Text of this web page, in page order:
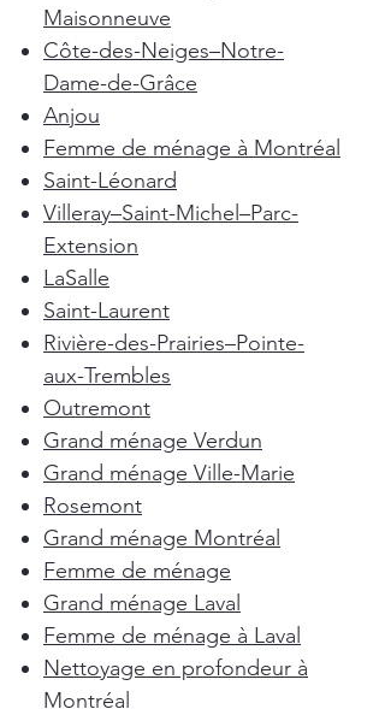
Maisonneuve
Côte-des-Neiges–Notre-
Dame-de-Grâce
Anjou
Femme de ménage à Montréal
Saint-Léonard
Villeray–Saint-Michel–Parc-
Extension
LaSalle
Saint-Laurent
Rivière-des-Prairies–Pointe-
aux-Trembles
Outremont
Grand ménage Verdun
Grand ménage Ville-Marie
Rosemont
Grand ménage Montréal
Femme de ménage
Grand ménage Laval
Femme de ménage à Laval
Nettoyage en profondeur à
Montréal